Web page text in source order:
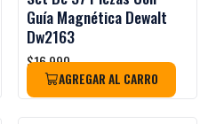
Guía Magnética Dewalt
Dw2163
$16.990
AGREGAR AL CARRO